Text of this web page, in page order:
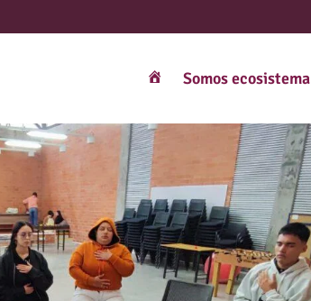
Interexistencia
Somos ecosistema